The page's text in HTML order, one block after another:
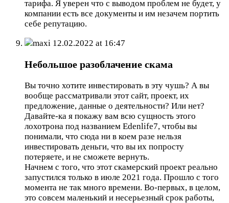
тарифа. Я уверен что с выводом проблем не будет, у
компании есть все документы и им незачем портить
себе репутацию.
maxi 12.02.2022 at 16:47
Небольшое разоблачение скама
Вы точно хотите инвестировать в эту чушь? А вы
вообще рассматривали этот сайт, проект, их
предложение, данные о деятельности? Или нет?
Давайте-ка я покажу вам всю сущность этого
лохотрона под названием Edenlife7, чтобы вы
понимали, что сюда ни в коем разе нельзя
инвестировать деньги, что вы их попросту
потеряете, и не сможете вернуть.
Начнем с того, что этот скамерский проект реально
запустился только в июле 2021 года. Прошло с того
момента не так много времени. Во-первых, в целом,
это совсем маленький и несерьезный срок работы,